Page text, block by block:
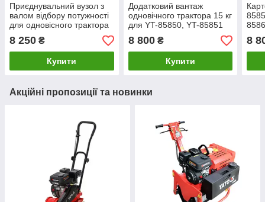
Приєднувальний вузол з
валом відбору потужності
для одновісного трактора
YT-85850, YT-85851 YATO
YT-85865
8 250 ₴
Купити
Додатковий вантаж
одновічного трактора 15 кг
для YT-85850, YT-85851
YATO YT-85878
8 800₴
Купити
8
Акційні пропозиції та новинки